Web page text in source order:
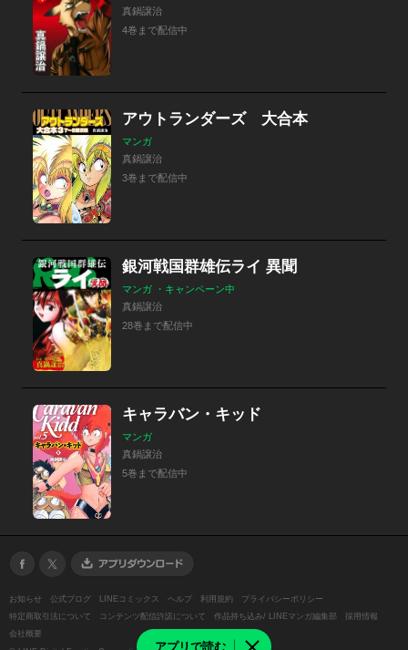
アプリで読む
真鍋譲治
4巻まで配信中
アウトランダーズ 大合本
マンガ
真鍋譲治
3巻まで配信中
銀河戦国群雄伝ライ 異聞
マンガ ・キャンペーン中
真鍋譲治
28巻まで配信中
キャラバン・キッド
マンガ
真鍋譲治
5巻まで配信中
お知らせ 公式ブログ LINEコミックス ヘルプ 利用規約
プライバシーポリシー
特定商取引法について
コンテンツ配信許諾について 作品持ち込み/ LINEマンガ編集部
採用情報
会社概要